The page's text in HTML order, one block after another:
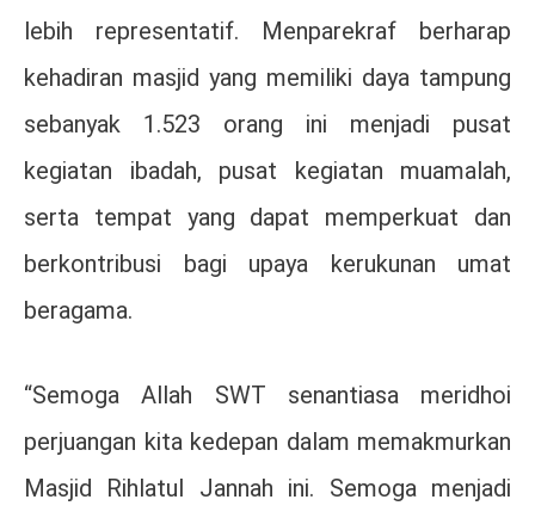
lebih representatif. Menparekraf berharap
kehadiran masjid yang memiliki daya tampung
sebanyak 1.523 orang ini menjadi pusat
kegiatan ibadah, pusat kegiatan muamalah,
serta tempat yang dapat memperkuat dan
berkontribusi bagi upaya kerukunan umat
beragama.
“Semoga Allah SWT senantiasa meridhoi
perjuangan kita kedepan dalam memakmurkan
Masjid Rihlatul Jannah ini. Semoga menjadi